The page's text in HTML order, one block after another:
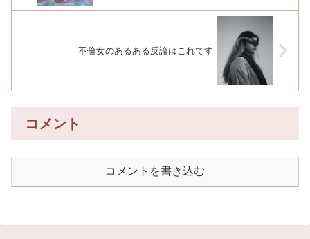
不倫女のあるある反論はこれです
コメント
コメントを書き込む